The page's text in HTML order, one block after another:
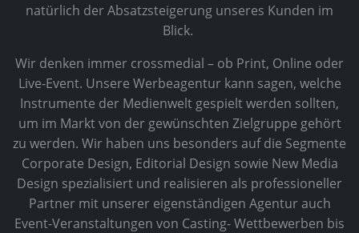
natürlich der Absatzsteigerung unseres Kunden im
Blick.
Wir denken immer crossmedial – ob Print, Online oder
Live-Event. Unsere Werbeagentur kann sagen, welche
Instrumente der Medienwelt gespielt werden sollten,
um im Markt von der gewünschten Zielgruppe gehört
zu werden. Wir haben uns besonders auf die Segmente
Corporate Design, Editorial Design sowie New Media
Design spezialisiert und realisieren als professioneller
Partner mit unserer eigenständigen Agentur auch
Event-Veranstaltungen von Casting- Wettbewerben bis